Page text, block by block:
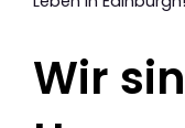
Wir